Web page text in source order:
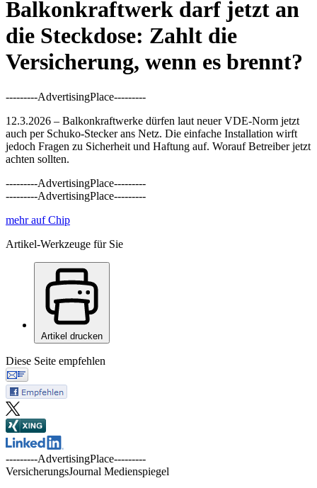
Balkonkraftwerk darf jetzt an
die Steckdose: Zahlt die
Versicherung, wenn es brennt?
---------AdvertisingPlace---------
12.3.2026 – Balkonkraftwerke dürfen laut neuer VDE-Norm jetzt
auch per Schuko-Stecker ans Netz. Die einfache Installation wirft
jedoch Fragen zu Sicherheit und Haftung auf. Worauf Betreiber jetzt
achten sollten.
---------AdvertisingPlace---------
---------AdvertisingPlace---------
mehr auf Chip
Artikel-Werkzeuge für Sie
Artikel drucken
Diese Seite empfehlen
---------AdvertisingPlace---------
VersicherungsJournal Medienspiegel